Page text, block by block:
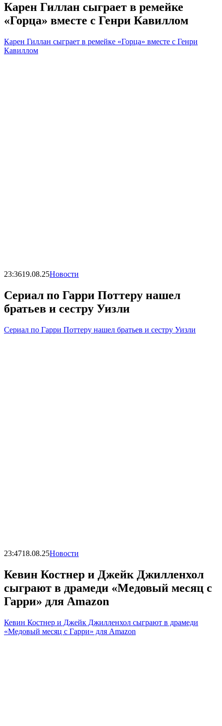
Карен Гиллан сыграет в ремейке
«Горца» вместе с Генри Кавиллом
Карен Гиллан сыграет в ремейке «Горца» вместе с Генри
Кавиллом
23:3619.08.25Новости
Сериал по Гарри Поттеру нашел
братьев и сестру Уизли
Сериал по Гарри Поттеру нашел братьев и сестру Уизли
23:4718.08.25Новости
Кевин Костнер и Джейк Джилленхол
сыграют в драмеди «Медовый месяц с
Гарри» для Amazon
Кевин Костнер и Джейк Джилленхол сыграют в драмеди
«Медовый месяц с Гарри» для Amazon